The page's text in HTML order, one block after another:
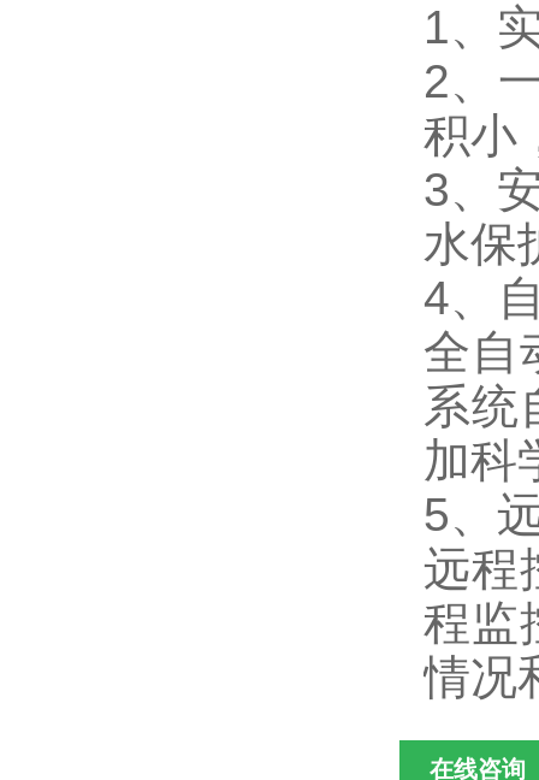
1、
2、
积小
3、
水保
4、
全自
系统
加科
5、
远程
程监
情况
在线咨询